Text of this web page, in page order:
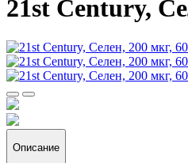
21st Century,
Описание